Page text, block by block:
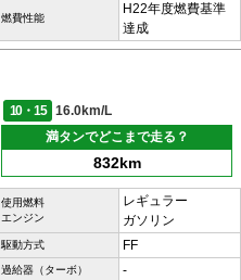
燃費性能
H22年度燃費基準
達成
10・15
16.0km/L
満タンでどこまで走る？
832km
使用燃料
エンジン
レギュラー
ガソリン
駆動方式 FF
過給器（ターボ） -